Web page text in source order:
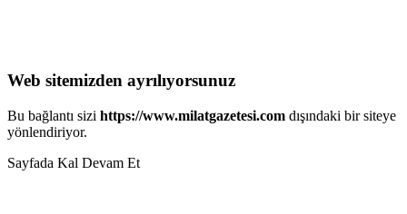
Web sitemizden ayrılıyorsunuz
Bu bağlantı sizi https://www.milatgazetesi.com dışındaki bir siteye
yönlendiriyor.
Sayfada Kal Devam Et